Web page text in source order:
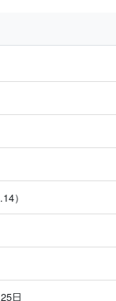
）
日